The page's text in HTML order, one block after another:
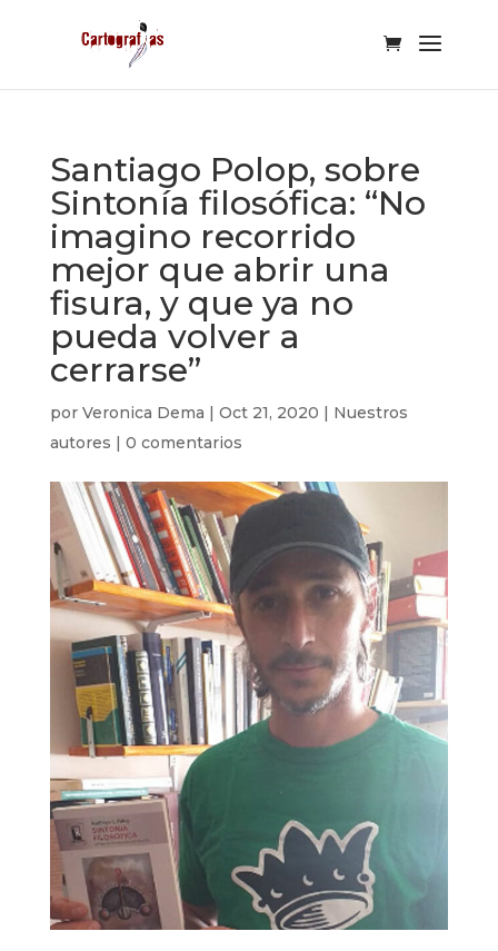
Santiago Polop, sobre
Sintonía filosófica: “No
imagino recorrido
mejor que abrir una
fisura, y que ya no
pueda volver a
cerrarse”
por Veronica Dema | Oct 21, 2020 | Nuestros
autores | 0 comentarios